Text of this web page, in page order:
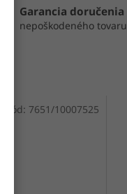
Garancia doručenia
nepoškodeného tovaru
Kód: 7651/10007525